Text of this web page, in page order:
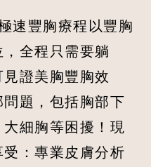
速豐胸療程以豐胸
全程只需要躺
證美胸豐胸效
題，包括胸部下
細胸等困擾！現
：專業皮膚分析